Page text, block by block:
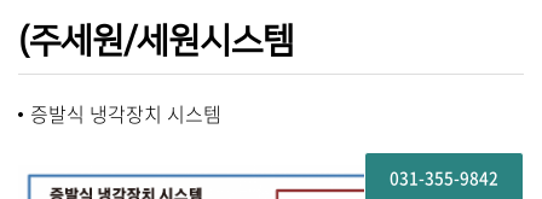
일
메
뉴
뉴
(주세원/세원시스템
증발식 냉각장치 시스템
031-355-9842